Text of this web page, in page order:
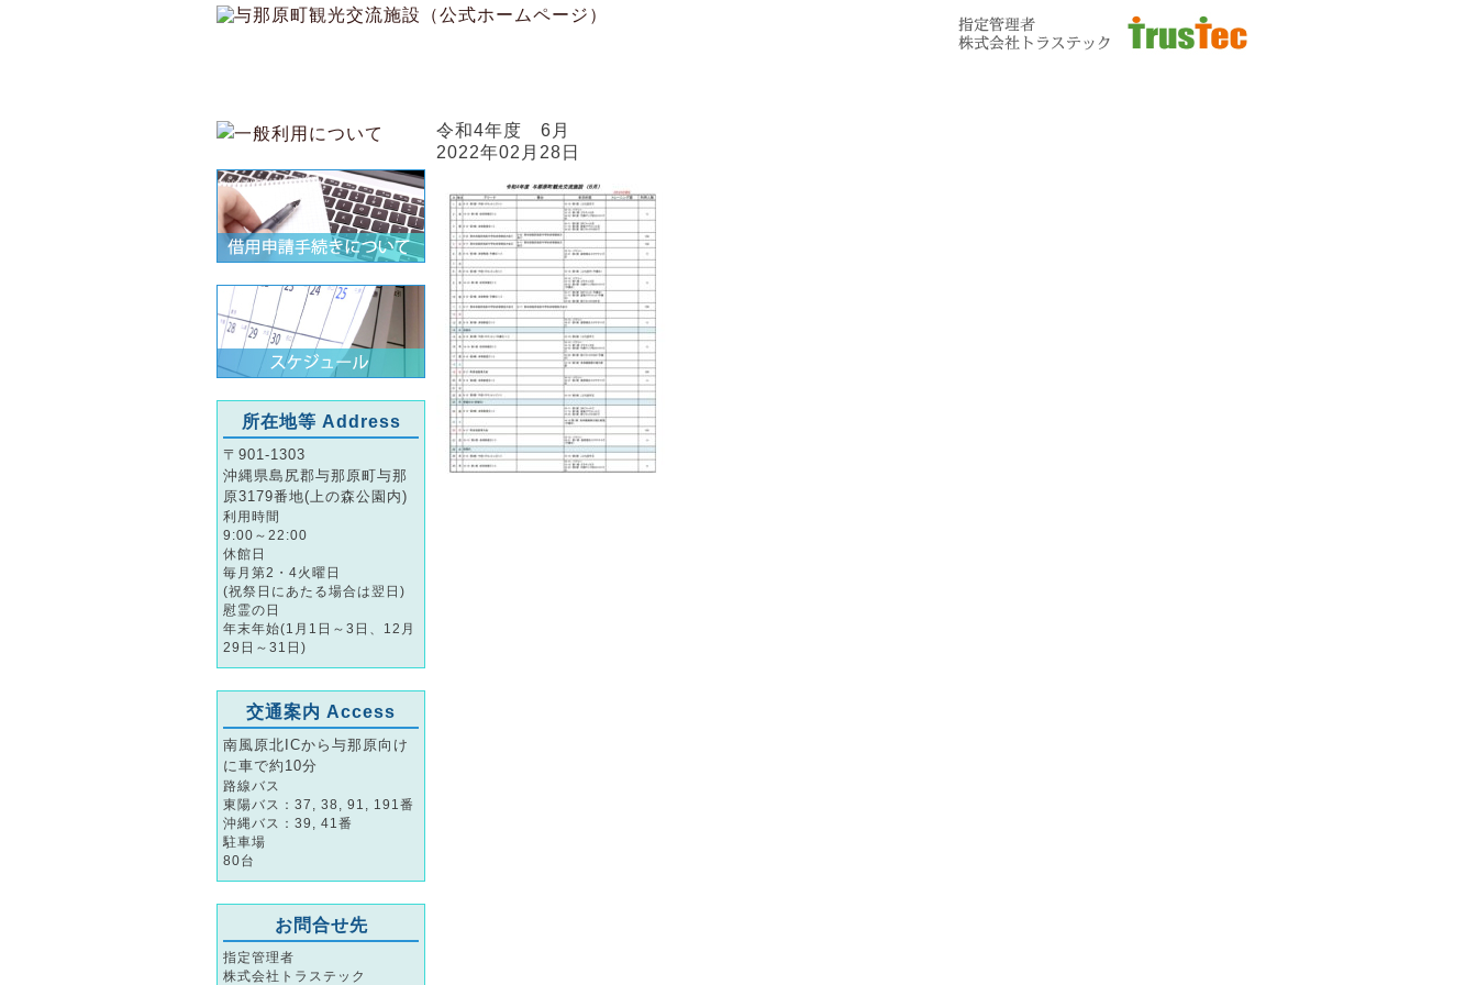
令和4年度 6月
2022年02月28日
所在地等 Address
〒901-1303
沖縄県島尻郡与那原町与那
原3179番地(上の森公園内)
利用時間
9:00～22:00
休館日
毎月第2・4火曜日
(祝祭日にあたる場合は翌日)
慰霊の日
年末年始(1月1日～3日、12月
29日～31日)
交通案内 Access
南風原北ICから与那原向け
に車で約10分
路線バス
東陽バス：37, 38, 91, 191番
沖縄バス：39, 41番
駐車場
80台
お問合せ先
指定管理者
株式会社トラステック